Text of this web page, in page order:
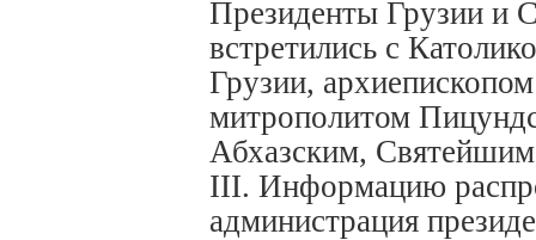
Президенты Грузии и
встретились с
Грузии,
митрополитом
Абхазским,
III. Информацию
администрация